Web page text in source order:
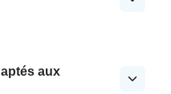
aux